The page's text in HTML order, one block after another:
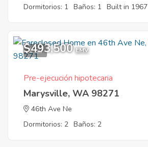
Dormitorios: 1 Baños: 1 Built in 1967
1
$493,500 EMV
Pre-ejecución hipotecaria
Marysville, WA 98271
46th Ave Ne
Dormitorios: 2 Baños: 2